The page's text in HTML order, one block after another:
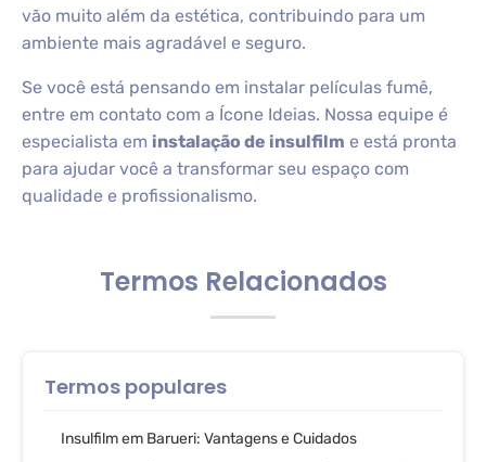
vão muito além da estética, contribuindo para um
ambiente mais agradável e seguro.
Se você está pensando em instalar películas fumê,
entre em contato com a Ícone Ideias. Nossa equipe é
especialista em instalação de insulfilm e está pronta
para ajudar você a transformar seu espaço com
qualidade e profissionalismo.
Termos Relacionados
Termos populares
Insulfilm em Barueri: Vantagens e Cuidados